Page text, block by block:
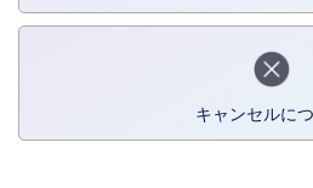
キャンセルに